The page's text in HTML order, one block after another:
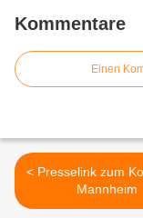
Kommentare
Einen
< Presselink zum Konzert in
Mannheim